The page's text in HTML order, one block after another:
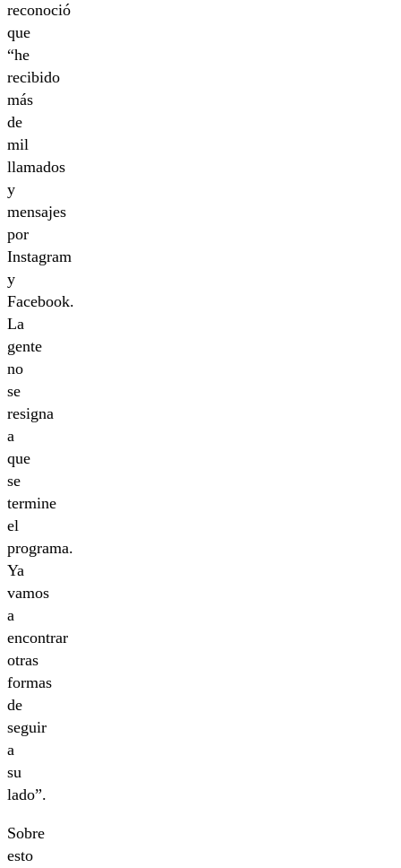
reconoció
que
“he
recibido
más
de
mil
llamados
y
mensajes
por
Instagram
y
Facebook.
La
gente
no
se
resigna
a
que
se
termine
el
programa.
Ya
vamos
a
encontrar
otras
formas
de
seguir
a
su
lado”.
Sobre
esto